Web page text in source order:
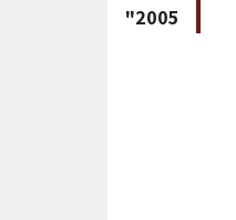
2005"